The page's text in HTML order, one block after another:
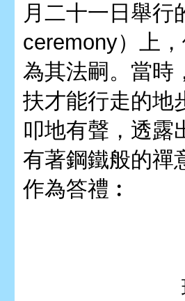
月二十一日舉行
ceremony）上
為其法嗣。當時
扶才能行走的地
叩地有聲，透露
有著鋼鐵般的禪
作為答禮︰